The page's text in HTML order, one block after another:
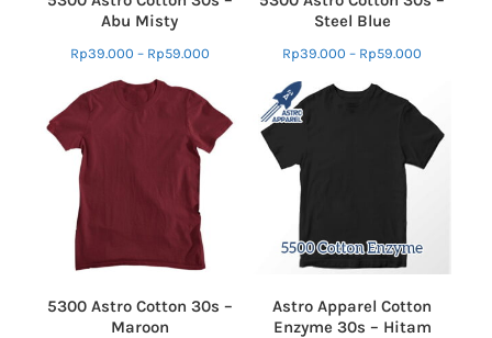
Abu Misty
Rp39.000 – Rp59.000
Steel Blue
Rp39.000 – Rp59.000
5300 Astro Cotton 30s –
Maroon
Astro Apparel Cotton
Enzyme 30s – Hitam